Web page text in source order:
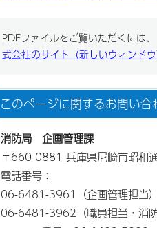
PDFファイルをご覧いただくには
式会社のサイト（新しいウィンドウ
このページに関するお問い合
消防局 企画管理課
〒660-0881 兵庫県尼崎市昭和
電話番号：
06-6481-3961
（企画管理担当）
06-6481-3962 （職員担当・消